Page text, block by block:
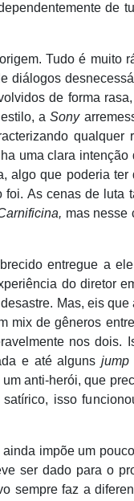
de
Tudo é muito
diálogos
de forma
estilo, aSony
qualquer
uma clara intenção
algo que poderia ter
As cenas de luta
mas nesse
entregue a
do diretor
Mas, eis
mix de gêneros
nos dois.
e até algunsjump
anti-herói, que
isso
impõe um
ser dado para o
sempre faz a